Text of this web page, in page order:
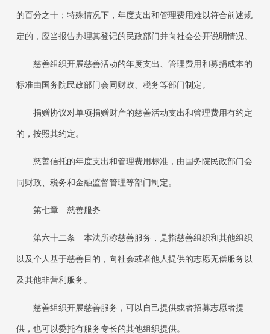
的百分之十；特殊情况下，年度支出和管理费用难以符合前述规
定的，应当报告办理其登记的民政部门并向社会公开说明情况。
慈善组织开展慈善活动的年度支出、管理费用和募捐成本的
标准由国务院民政部门会同财政、税务等部门制定。
捐赠协议对单项捐赠财产的慈善活动支出和管理费用有约定
的，按照其约定。
慈善信托的年度支出和管理费用标准，由国务院民政部门会
同财政、税务和金融监督管理等部门制定。
第七章 慈善服务
第六十二条 本法所称慈善服务，是指慈善组织和其他组织
以及个人基于慈善目的，向社会或者他人提供的志愿无偿服务以
及其他非营利服务。
慈善组织开展慈善服务，可以自己提供或者招募志愿者提
供，也可以委托有服务专长的其他组织提供。